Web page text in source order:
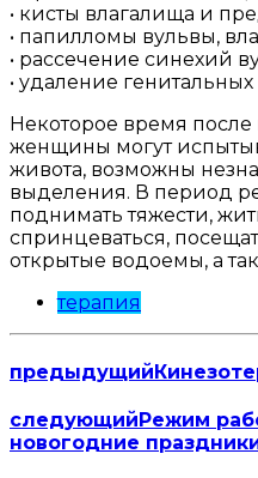
• кисты влагалища и
• папилломы вульвы,
• рассечение синехий
• удаление генитальных
Некоторое время
женщины могут
живота, возможны
выделения. В период
поднимать тяжести,
спринцеваться,
открытые водоемы, а
терапия
предыдущий
следующий Режим
новогодние